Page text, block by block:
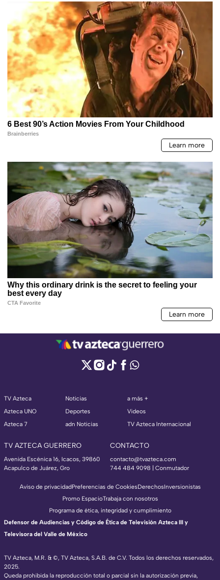
TV Azteca
Azteca UNO
Azteca 7
Noticias
Deportes
adn Noticias
a más +
Videos
TV Azteca Internacional
TV AZTECA GUERRERO
Avenida Escénica 16, Icacos, 39860
Acapulco de Juárez, Gro
CONTACTO
contacto@tvazteca.com
744 484 9098 | Conmutador
TV Azteca, M.R. & ©, TV Azteca, S.A.B. de C.V. Todos los derechos reservados,
2025.
Queda prohibida la reproducción total o parcial sin la autorización previa,
Aviso de privacidadPreferencias de CookiesDerechosInversionistas
Promo EspacioTrabaja con nosotros
Programa de ética, integridad y cumplimiento
Defensor de Audiencias y Código de Ética de Televisión Azteca III y
Televisora del Valle de México